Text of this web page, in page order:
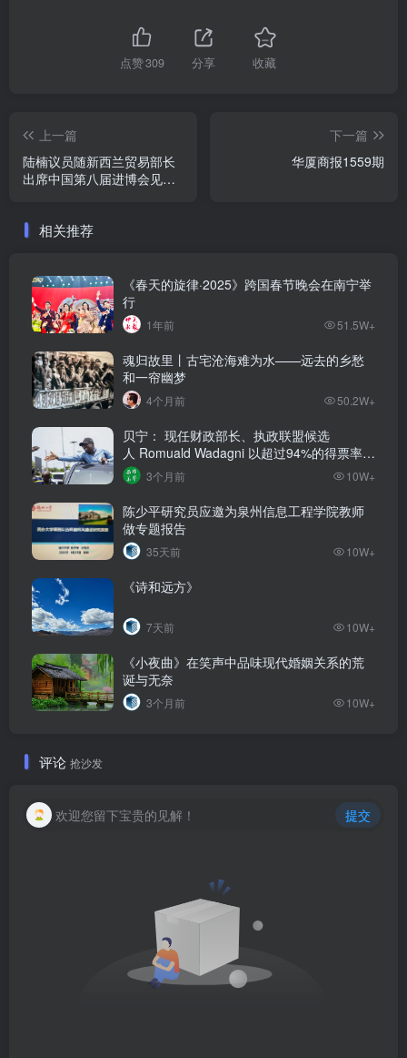
点赞309 分享 收藏
上一篇
陆楠议员随新西兰贸易部长
出席中国第八届进博会见证
下一篇
华厦商报1559期
相关推荐
《春天的旋律·2025》跨国春节晚会在南宁举
行
1年前 51.5W+
魂归故里丨古宅沧海难为水——远去的乡愁
和一帘幽梦
4个月前 50.2W+
贝宁： 现任财政部长、执政联盟候选
人‌ Romuald Wadagni 以超过94%的得票率当
选新任总统‌
3个月前 10W+
陈少平研究员应邀为泉州信息工程学院教师
做专题报告
35天前 10W+
《诗和远方》
7天前 10W+
《小夜曲》在笑声中品味现代婚姻关系的荒
诞与无奈
3个月前 10W+
评论 抢沙发
欢迎您留下宝贵的见解！ 提交